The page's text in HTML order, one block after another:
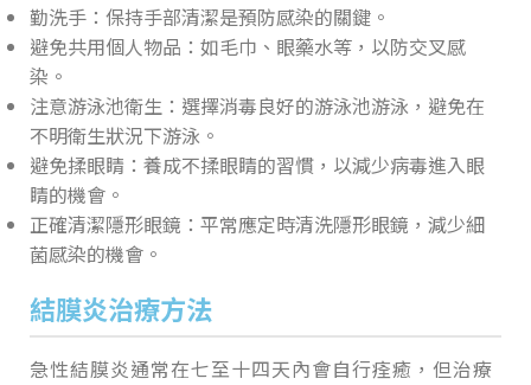
勤洗手：保持手部清潔是預防感染的關鍵。
避免共用個人物品：如毛巾、眼藥水等，以防交叉感
染。
注意游泳池衛生：選擇消毒良好的游泳池游泳，避免在
不明衛生狀況下游泳。
避免揉眼睛：養成不揉眼睛的習慣，以減少病毒進入眼
睛的機會。
正確清潔隱形眼鏡：平常應定時清洗隱形眼鏡，減少細
菌感染的機會。
結膜炎治療方法
急性結膜炎通常在七至十四天內會自行痊癒，但治療